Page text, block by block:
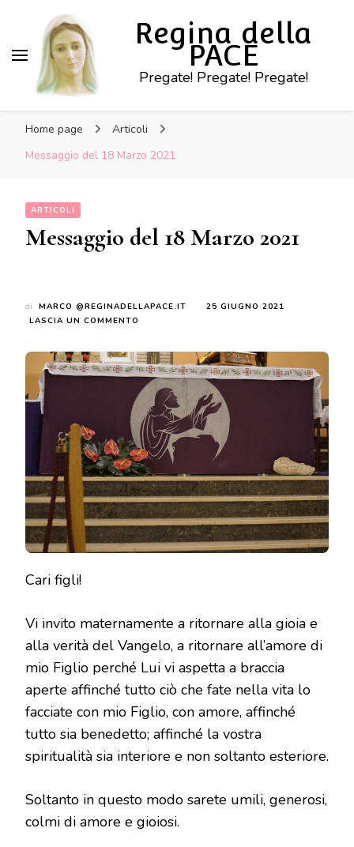
Regina della
PACE
Pregate! Pregate! Pregate!
Home page
Articoli
Messaggio del 18 Marzo 2021
ARTICOLI
Messaggio del 18 Marzo 2021
di MARCO @REGINADELLAPACE.IT
25 GIUGNO 2021
LASCIA UN COMMENTO
18
MARZO
2021
Cari figli!
Vi invito maternamente a ritornare alla gioia e
alla verità del Vangelo, a ritornare all’amore di
mio Figlio perché Lui vi aspetta a braccia
aperte affinché tutto ciò che fate nella vita lo
facciate con mio Figlio, con amore, affinché
tutto sia benedetto; affinché la vostra
spiritualità sia interiore e non soltanto esteriore.
Soltanto in questo modo sarete umili, generosi,
colmi di amore e gioiosi.